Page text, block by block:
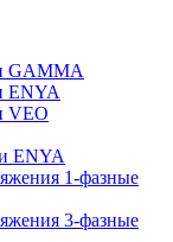
GAMMA
ENYA
VEO
ENYA
1-фазные
3-фазные